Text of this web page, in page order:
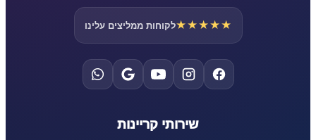
★★★★★לקוחות ממליצים עלינו
שירותי קריינות